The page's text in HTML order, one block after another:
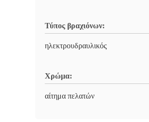
Τύπος βραχιόνων:
ηλεκτρουδραυλικός
Χρώμα:
αίτημα πελατών